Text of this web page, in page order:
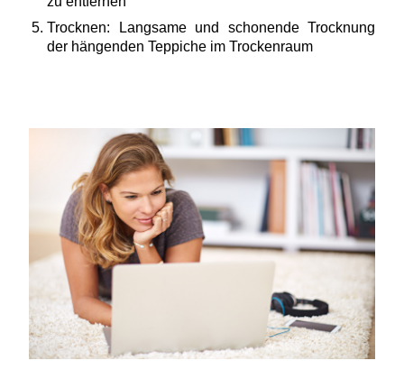
Trocknen: Langsame und schonende Trocknung
der hängenden Teppiche im Trockenraum